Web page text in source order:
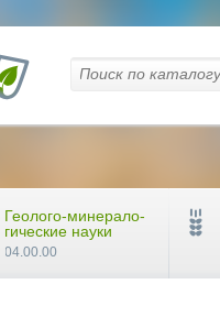
Геолого-минерало-
гические науки
04.00.00